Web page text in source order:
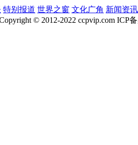
特别报道 世界之窗 文化广角 新闻资讯
© 2012-2022 ccpvip.com ICP